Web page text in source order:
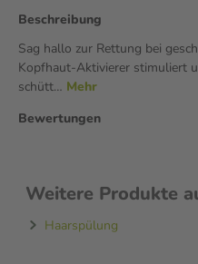
Beschreibung
Sag hallo zur Rettung bei
Kopfhaut-Aktivierer stimuliert
schütt… Mehr
Bewertungen
Weitere Produkte
Haarspülung